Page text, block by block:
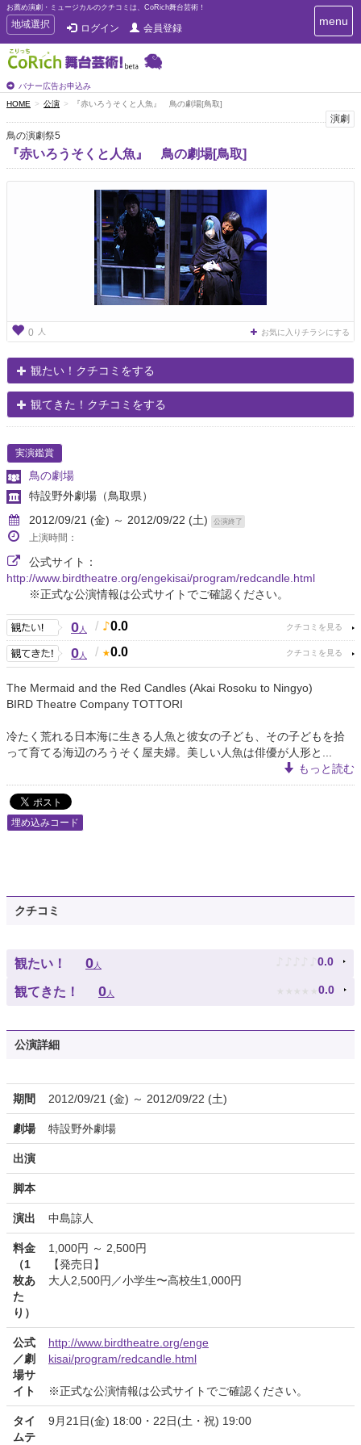
お薦め演劇・ミュージカルのクチコミは、CoRich舞台芸術！
T
o
g
g
e
n
a
v
地域選択 ログイン 会員登録
バナー広告お申込み
T
o
i
g
menu
HOME 公演 『赤いろうそくと人魚』 鳥の劇場[鳥取]
演劇
鳥の演劇祭5
『赤いろうそくと人魚』 鳥の劇場[鳥取]
0 人 お気に入りチラシにする
観たい！クチコミをする
観てきた！クチコミをする
実演鑑賞
鳥の劇場
特設野外劇場 （鳥取県）
2012/09/21 (金) ～ 2012/09/22 (土)
公演終了
上演時間：
公式サイト：
http://www.birdtheatre.org/engekisai/program/redcandle.html
※正式な公演情報は公式サイトでご確認ください。
0人 / 0.0
0人 / 0.0
The Mermaid and the Red Candles (Akai Rosoku to Ningyo)
BIRD Theatre Company TOTTORI
冷たく荒れる日本海に生きる人魚と彼女の子ども、その子どもを拾
って育てる海辺のろうそく屋夫婦。美しい人魚は俳優が人形と...
もっと読む
埋め込みコード
クチコミ
観たい！ 0人 ♪ ♪ ♪ ♪ ♪ 0.0
観てきた！ 0人 ★ ★ ★ ★ ★ 0.0
公演詳細
期間 2012/09/21 (金) ～ 2012/09/22 (土)
劇場 特設野外劇場
出演
脚本
演出 中島諒人
料金
（1
枚あ
た
り）
1,000円 ～ 2,500円
【発売日】
大人2,500円／小学生〜高校生1,000円
公式
／劇
場サ
イト
http://www.birdtheatre.org/enge
kisai/program/redcandle.html
※正式な公演情報は公式サイトでご確認ください。
タイ
ムテ
9月21日(金) 18:00・22日(土・祝) 19:00